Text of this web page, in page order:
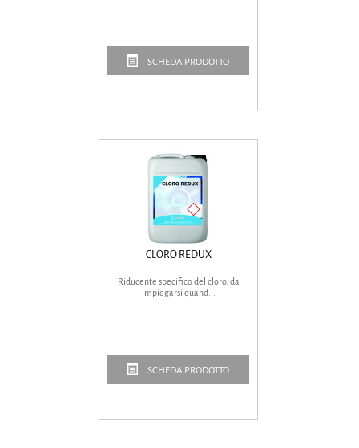
SCHEDA PRODOTTO
CLORO REDUX
Riducente specifico del cloro. da
impiegarsi quand...
SCHEDA PRODOTTO